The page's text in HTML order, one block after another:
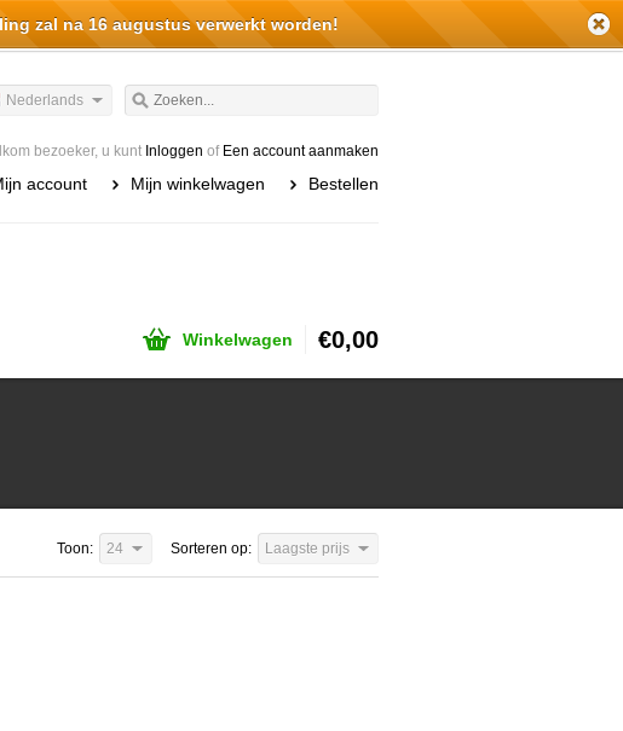
Nederlands
bezoeker, u kunt Inloggen of Een account aanmaken
account Mijn winkelwagen Bestellen
Winkelwagen €0,00
Sorteren op: Laagste prijs
Toon: 24
zal na 16 augustus verwerkt worden!